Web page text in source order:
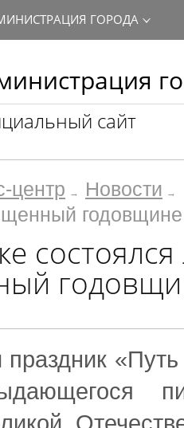
сайт
ГОРОДА
центр Новости
праздник